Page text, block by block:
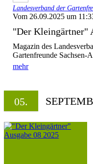
Landesverband der
Vom 26.09.2025 um
"Der Kleingärtner"
Magazin des
Gartenfreunde Sachsen-
mehr
05.